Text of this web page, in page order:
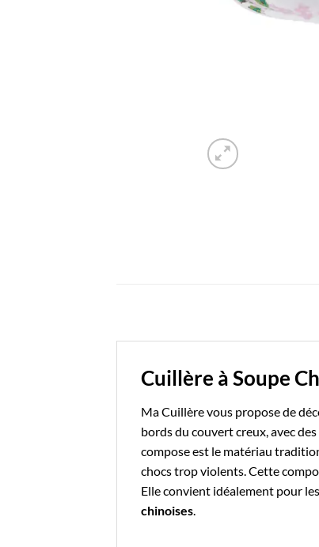
Cuillère à Soupe
Ma Cuillèrevous propose de
bords du couvert creux, avec
compose est le matériau
chocs trop violents.Cette
Elle convient idéalement pour
chinoises.